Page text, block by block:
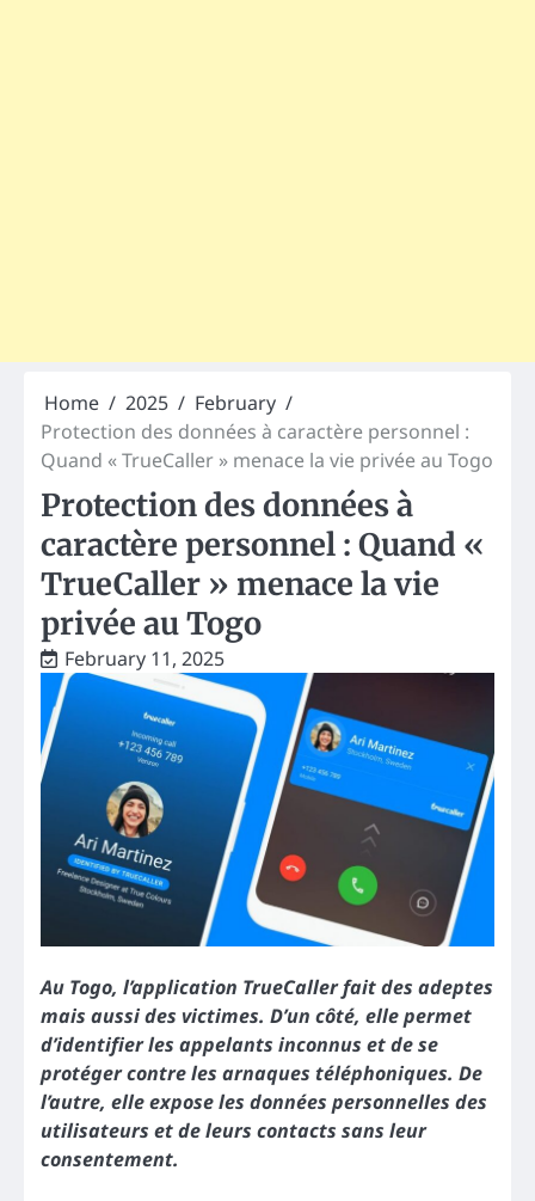
Home 2025
February
Protection des données à caractère personnel :
Quand « TrueCaller » menace la vie privée au Togo
Protection des données à
caractère personnel : Quand «
TrueCaller » menace la vie
privée au Togo
February 11, 2025
Au Togo, l’application TrueCaller fait des adeptes
mais aussi des victimes. D’un côté, elle permet
d’identifier les appelants inconnus et de se
protéger contre les arnaques téléphoniques. De
l’autre, elle expose les données personnelles des
utilisateurs et de leurs contacts sans leur
consentement.